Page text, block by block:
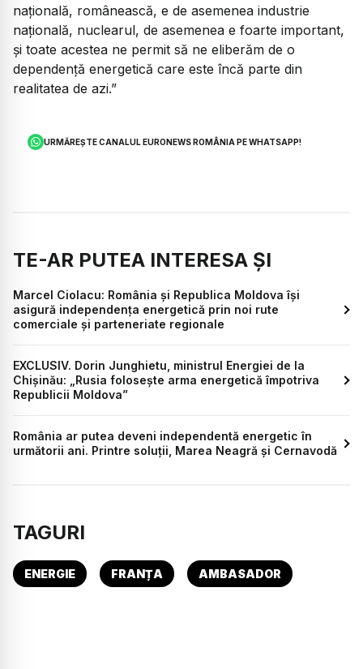
națională, românească, e de asemenea industrie
națională, nuclearul, de asemenea e foarte important,
și toate acestea ne permit să ne eliberăm de o
dependență energetică care este încă parte din
realitatea de azi.”
URMĂREȘTE CANALUL EURONEWS ROMÂNIA PE WHATSAPP!
TE-AR PUTEA INTERESA ȘI
Marcel Ciolacu: România și Republica Moldova își
asigură independența energetică prin noi rute
comerciale și parteneriate regionale
EXCLUSIV. Dorin Junghietu, ministrul Energiei de la
Chișinău: „Rusia folosește arma energetică împotriva
Republicii Moldova”
România ar putea deveni independentă energetic în
următorii ani. Printre soluții, Marea Neagră și Cernavodă
TAGURI
ENERGIE FRANȚA AMBASADOR